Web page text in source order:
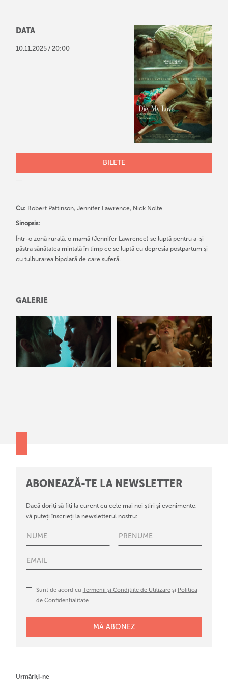
DATA
10.11 .2025 / 20:00
BILETE
Cu: Robert Pattinson, Jennifer Lawrence, Nick Nolte
Sinopsis:
Într-o zonă rurală, o mamă (Jennifer Lawrence) se luptă pentru a-și
păstra sănătatea mintală în timp ce se luptă cu depresia postpartum și
cu tulburarea bipolară de care suferă.
GALERIE
ABONEAZĂ-TE LA NEWSLETTER
Dacă doriți să fiți la curent cu cele mai noi știri și evenimente,
vă puteți înscrieți la newsletterul nostru:
Sunt de acord cu Termenii și Condițiile de Utilizareși Politica
de Confidențialitate
Urmăriți-ne